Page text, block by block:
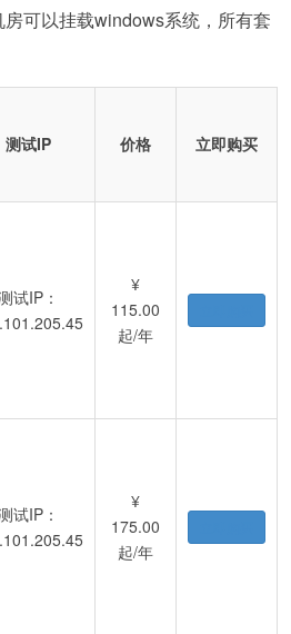
可以挂载windows系统，所有套
测试IP 价格 立即购买
试IP：
¥
115.00
起/年
试IP：
¥
175.00
起/年